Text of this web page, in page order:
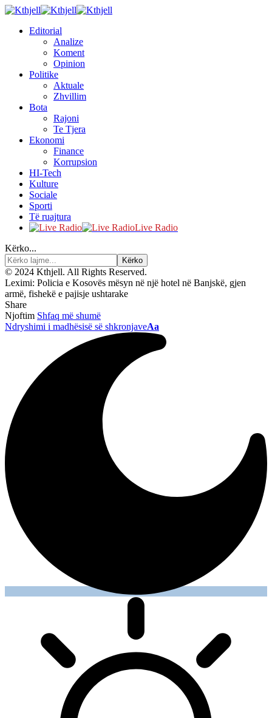
Editorial
Analize
Koment
Opinion
Politike
Aktuale
Zhvillim
Bota
Rajoni
Te Tjera
Ekonomi
Finance
Korrupsion
HI-Tech
Kulture
Sociale
Sporti
Të ruajtura
Live Radio
Kërko...
© 2024 Kthjell. All Rights Reserved.
Leximi: Policia e Kosovës mësyn në një hotel në Banjskë, gjen
armë, fishekë e pajisje ushtarake
Share
Njoftim Shfaq më shumë
Ndryshimi i madhësisë së shkronjaveAa